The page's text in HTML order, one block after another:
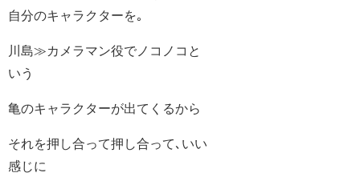
自分のキャラクターを｡
川島≫カメラマン役でノコノコと
いう
亀のキャラクターが出てくるから
それを押し合って押し合って､いい
感じに